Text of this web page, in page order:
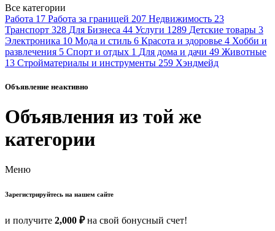
Все категории
Работа 17 Работа за границей 207 Недвижимость 23
Транспорт 328 Для Бизнеса 44 Услуги 1289 Детские товары 3
Электроника 10 Мода и стиль 6 Красота и здоровье 4 Хобби и
развлечения 5 Спорт и отдых 1 Для дома и дачи 49 Животные
13 Стройматериалы и инструменты 259 Хэндмейд
Объявление неактивно
Объявления из той же
категории
Меню
Зарегистрируйтесь на нашем сайте
и получите 2,000 ₽на свой бонусный счет!